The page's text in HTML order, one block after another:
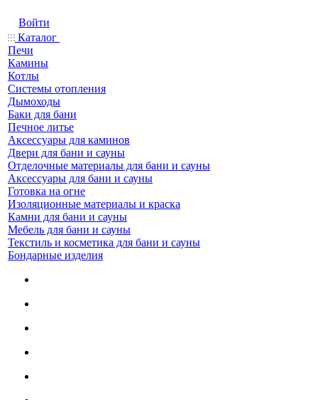
Войти
Каталог
Печи
Камины
Котлы
Системы отопления
Дымоходы
Баки для бани
Печное литье
Аксессуары для каминов
Двери для бани и сауны
Отделочные материалы для бани и сауны
Аксессуары для бани и сауны
Готовка на огне
Изоляционные материалы и краска
Камни для бани и сауны
Мебель для бани и сауны
Текстиль и косметика для бани и сауны
Бондарные изделия